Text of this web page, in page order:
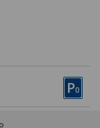
P0